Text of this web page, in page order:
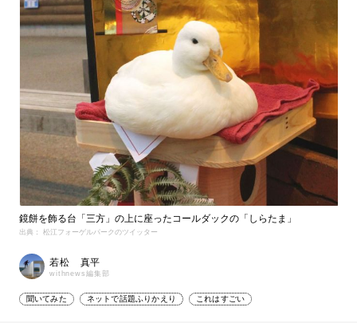
鏡餅を飾る台「三方」の上に座ったコールダックの「しらたま」
出典： 松江フォーゲルパークのツイッター
若松 真平
withnews編集部
聞いてみた ネットで話題ふりかえり これはすごい